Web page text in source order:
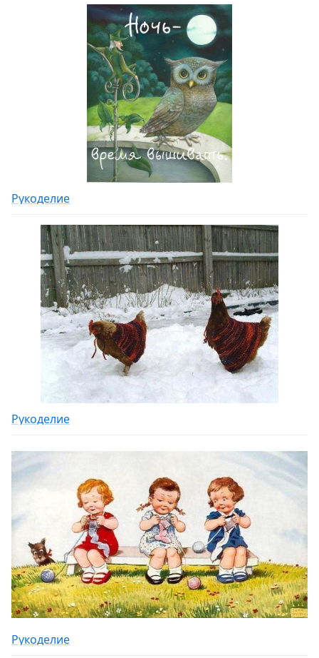
Рукоделие
Рукоделие
Рукоделие